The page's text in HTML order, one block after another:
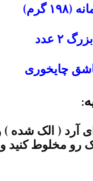
۲ عدد
آرد ( الک شده )
رو مخلوط کنید و